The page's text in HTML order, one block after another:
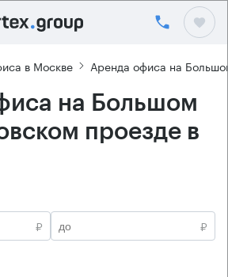
в Москве Аренда офиса на
на Большом
проезде в
₽
₽